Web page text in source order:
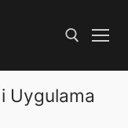
Uygulama